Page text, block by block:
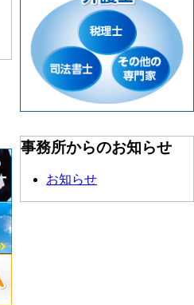
事務所からのお知らせ
お知らせ